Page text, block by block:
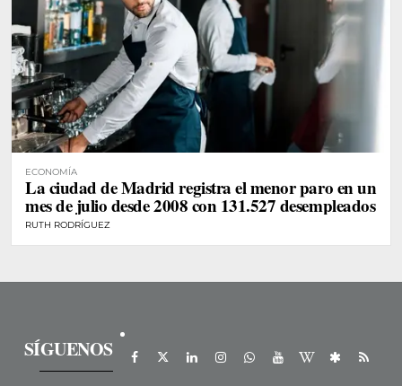
ECONOMÍA
La ciudad de Madrid registra el menor paro en un
mes de julio desde 2008 con 131.527 desempleados
RUTH RODRÍGUEZ
SÍGUENOS